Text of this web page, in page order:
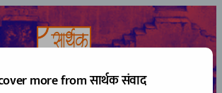
more from सार्थक संवाद